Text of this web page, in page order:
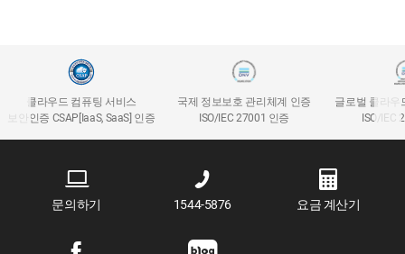
클라우드 컴퓨팅 서비스
보안인증 CSAP[IaaS, SaaS] 인증
국제 정보보호 관리체계 인증
ISO/IEC 27001 인증
글로벌 클라우
ISO/IEC
문의하기 1544-5876 요금 계산기